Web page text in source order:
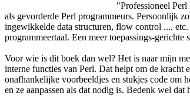
"Professioneel
als gevorderde Perl programmeurs. Persoonlijk
ingewikkelde data structuren, flow control ....
programmeertaal. Een meer toepassings-
Voor wie is dit boek dan wel? Het is naar mijn
interne functies van Perl. Dat helpt om de kracht
onafhankelijke voorbeeldjes en stukjes code om
en ze aanpassen als dat nodig is. Bedenk wel